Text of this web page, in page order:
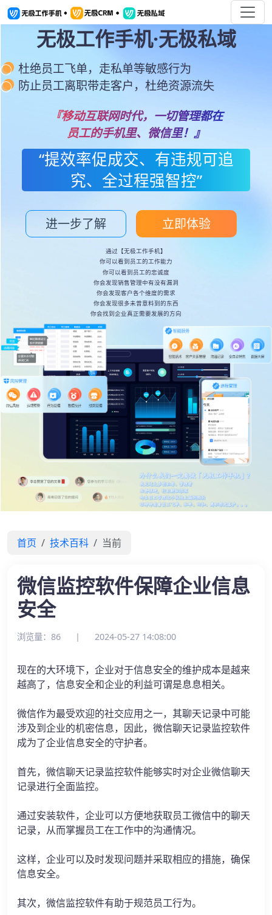
无极工作手机·无极私域
杜绝员工飞单，走私单等敏感行为
防止员工离职带走客户，杜绝资源流失
『移动互联网时代，一切管理都在
员工的手机里、微信里！』
“提效率促成交、有违规可追
究、全过程强智控”
进一步了解 立即体验
通过【无极工作手机】
你可以看到员工的工作能力
你可以看到员工的忠诚度
你会发现销售管理中有没有漏洞
你会发现客户各个维度的需求
你会发现很多未曾意料到的东西
你会找到企业真正需要发展的方向
首页 技术百科 当前
微信监控软件保障企业信息
安全
浏览量：86 | 2024-05-27 14:08:00
现在的大环境下，企业对于信息安全的维护成本是越来
越高了，信息安全和企业的利益可谓是息息相关。
微信作为最受欢迎的社交应用之一，其聊天记录中可能
涉及到企业的机密信息，因此，微信聊天记录监控软件
成为了企业信息安全的守护者。
首先，微信聊天记录监控软件能够实时对企业微信聊天
记录进行全面监控。
通过安装软件，企业可以方便地获取员工微信中的聊天
记录，从而掌握员工在工作中的沟通情况。
这样，企业可以及时发现问题并采取相应的措施，确保
信息安全。
其次，微信监控软件有助于规范员工行为。